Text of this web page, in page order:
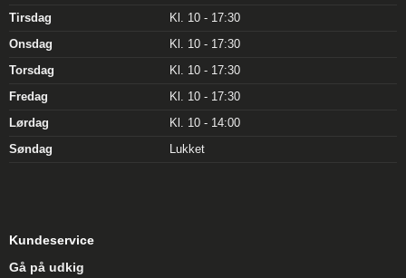
Tirsdag
Kl. 10 - 17:30
Onsdag
Kl. 10 - 17:30
Torsdag
Kl. 10 - 17:30
Fredag
Kl. 10 - 17:30
Lørdag
Kl. 10 - 14:00
Søndag
Lukket
Kundeservice
Gå på udkig